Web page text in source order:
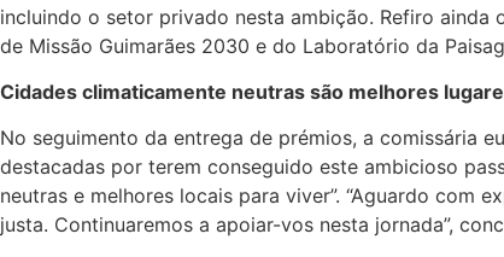
incluindo o setor privado nesta ambição. Refiro
de Missão Guimarães 2030 e do Laboratório da
Cidades climaticamente neutras são melhores
No seguimento da entrega de prémios, a comissária
destacadas por terem conseguido este ambicioso
neutras e melhores locais para viver”. “Aguardo com
justa. Continuaremos a apoiar-vos nesta jornada”,